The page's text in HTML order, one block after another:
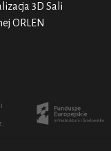
3D Sali
ORLEN